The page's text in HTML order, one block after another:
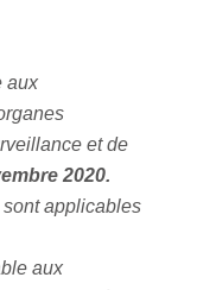
aux
et de
2020.
sont applicables
aux